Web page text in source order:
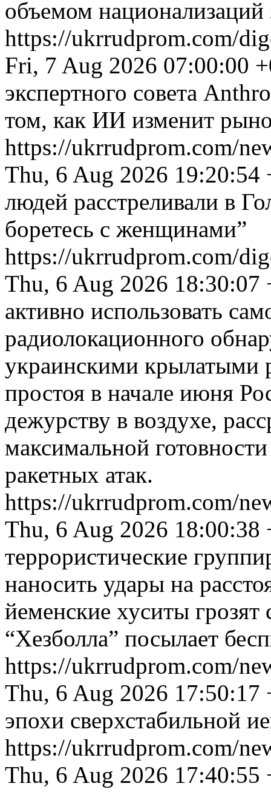
объемом национализаций
https://ukrrudprom.com/
Fri, 7 Aug 2026 07:00:00
экспертного совета
том, как ИИ изменит
https://ukrrudprom.com/
Thu, 6 Aug 2026 19:20:54
людей расстреливали в
боретесь с женщинами”
https://ukrrudprom.com/
Thu, 6 Aug 2026 18:30:07
активно использовать
радиолокационного
украинскими крылатыми
простоя в начале июня
дежурству в воздухе,
максимальной
ракетных атак.
https://ukrrudprom.com/
Thu, 6 Aug 2026 18:00:38
террористические
наносить удары на
йеменские хуситы
“Хезболла” посылает
https://ukrrudprom.com/
Thu, 6 Aug 2026 17:50:17
эпохи сверхстабильной
https://ukrrudprom.com/
Thu, 6 Aug 2026 17:40:55